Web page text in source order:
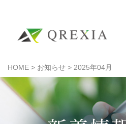
クレシア
HOME > お知らせ > 2025年04月